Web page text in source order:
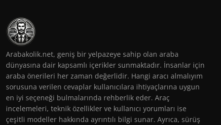
Arabakolik.net, geniş bir yelpazeye sahip olan araba
dünyasına dair kapsamlı içerikler sunmaktadır. İnsanlar için
araba önerileri her zaman değerlidir. Hangi aracı almalıyım
sorusuna verilen cevaplar kullanıcılara ihtiyaçlarına uygun
en iyi seçeneği bulmalarında rehberlik eder. Araç
incelemeleri, teknik özellikler ve kullanıcı yorumları ise
çeşitli modeller hakkında ayrıntılı bilgi sunar. Ayrıca, sürüş